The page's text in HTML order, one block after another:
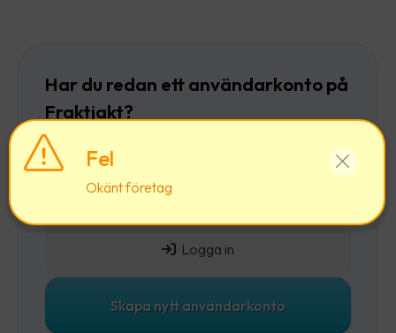
Fel
Okänt företag
Har du redan ett användarkonto på
Fraktjakt?
Då rekommenderar vi att du först
och
sedan lägger till ett företag till ditt befintliga
användarkonto.
Logga in
Skapa nytt användarkonto